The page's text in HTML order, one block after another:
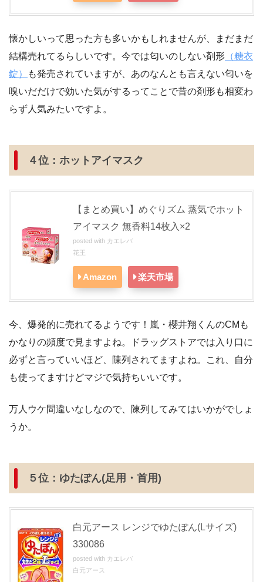
懐かしいって思った方も多いかもしれませんが、まだまだ
結構売れてるらしいです。今では匂いのしない剤形 （糖衣
錠）
も発売されていますが、あのなんとも言えない匂いを
嗅いだだけで効いた気がするってことで昔の剤形も相変わ
らず人気みたいですよ。
４位：ホットアイマスク
【まとめ買い】めぐりズム 蒸気でホット
アイマスク 無香料14枚入×2
posted with カエレバ
花王
Amazon 楽天市場
今、爆発的に売れてるようです！嵐・櫻井翔くんのCMも
かなりの頻度で見ますよね。ドラッグストアでは入り口に
必ずと言っていいほど、陳列されてますよね。これ、自分
も使ってますけどマジで気持ちいいです。
万人ウケ間違いなしなので、陳列してみてはいかがでしょ
うか。
５位：ゆたぽん(足用・首用)
白元アース レンジでゆたぽん(Lサイズ)
330086
posted with カエレバ
白元アース